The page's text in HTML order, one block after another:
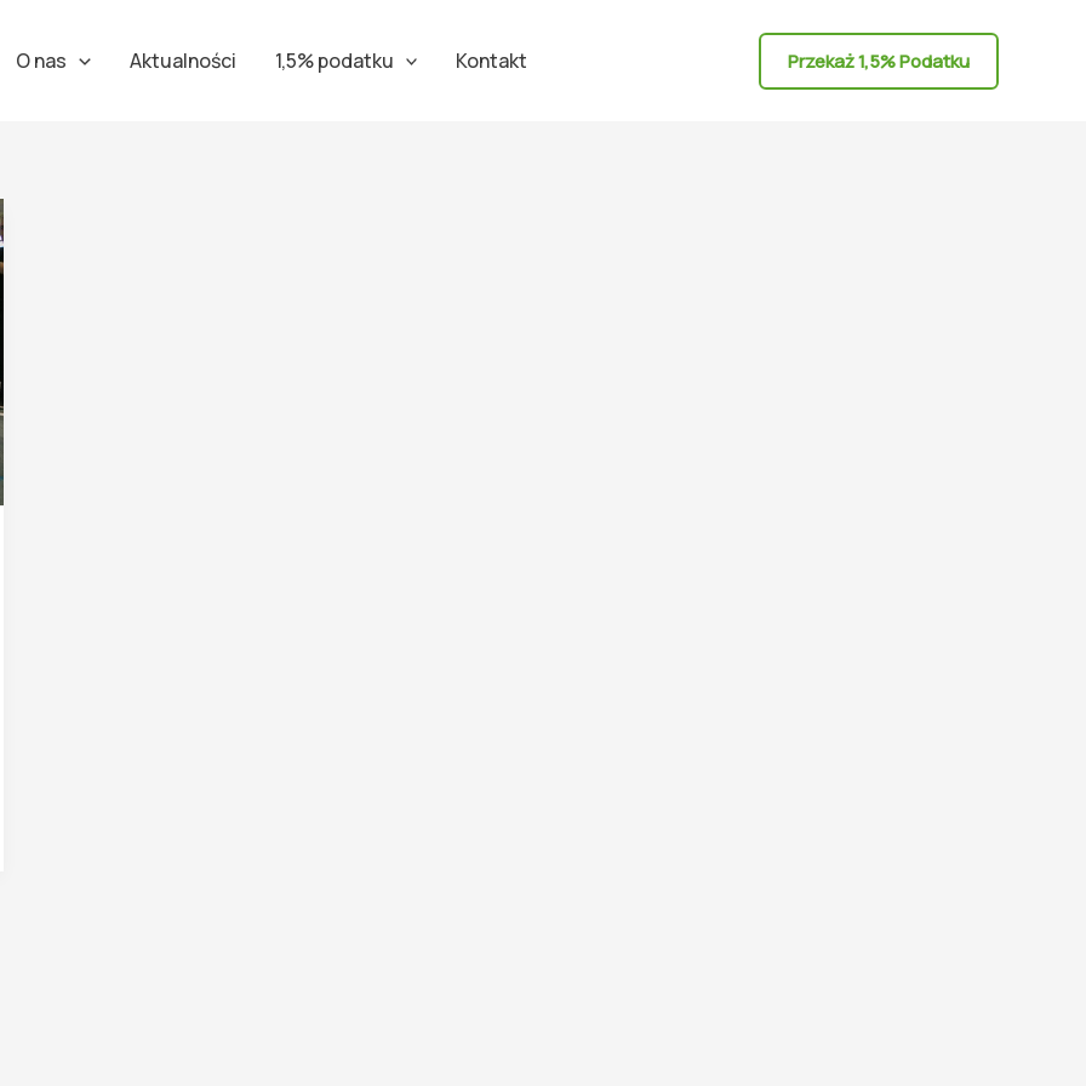
O nas Aktualności 1,5% podatku Kontakt Przekaż 1,5% Podatku